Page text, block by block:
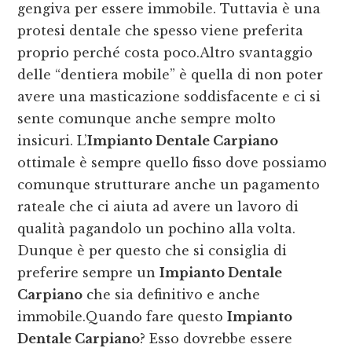
gengiva per essere immobile. Tuttavia è una
protesi dentale che spesso viene preferita
proprio perché costa poco.Altro svantaggio
delle “dentiera mobile” è quella di non poter
avere una masticazione soddisfacente e ci si
sente comunque anche sempre molto
insicuri. L’Impianto Dentale Carpiano
ottimale è sempre quello fisso dove possiamo
comunque strutturare anche un pagamento
rateale che ci aiuta ad avere un lavoro di
qualità pagandolo un pochino alla volta.
Dunque è per questo che si consiglia di
preferire sempre unImpianto Dentale
Carpiano che sia definitivo e anche
immobile.Quando fare questoImpianto
Dentale Carpiano? Esso dovrebbe essere